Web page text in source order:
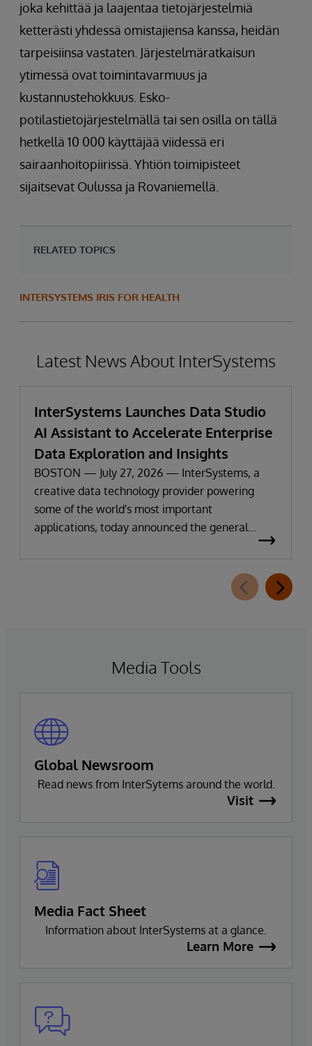
joka kehittää ja laajentaa tietojärjestelmiä
ketterästi yhdessä omistajiensa kanssa, heidän
tarpeisiinsa vastaten. Järjestelmäratkaisun
ytimessä ovat toimintavarmuus ja
kustannustehokkuus. Esko-
potilastietojärjestelmällä tai sen osilla on tällä
hetkellä 10 000 käyttäjää viidessä eri
sairaanhoitopiirissä. Yhtiön toimipisteet
sijaitsevat Oulussa ja Rovaniemellä.
RELATED TOPICS
INTERSYSTEMS IRIS FOR HEALTH
Latest News About InterSystems
InterSystems Launches Data Studio
AI Assistant to Accelerate Enterprise
Data Exploration and Insights
BOSTON — July 27, 2026 — InterSystems, a
creative data technology provider powering
some of the world's most important
applications, today announced the general
extension for InterSystems Data Studio that
helps organizations more easily understand,
Media Tools
Global Newsroom
Read news from InterSytems around the world.
Visit
Media Fact Sheet
Information about InterSystems at a glance.
Learn More